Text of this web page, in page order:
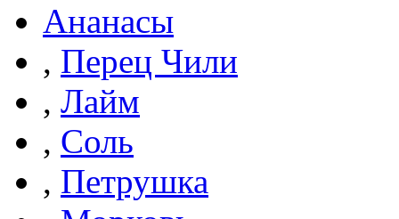
Ананасы
, Перец Чили
, Лайм
, Соль
, Петрушка